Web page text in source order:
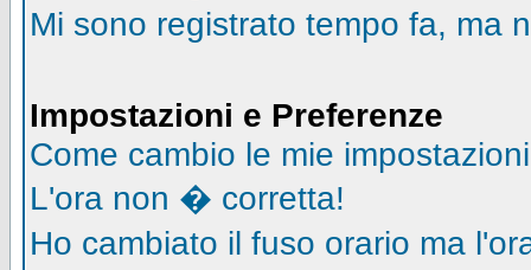
Mi sono registrato tempo fa, ma
Impostazioni e Preferenze
Come cambio le mie
L'ora non � corretta!
Ho cambiato il fuso orario ma